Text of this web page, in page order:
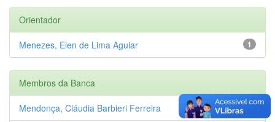
Orientador
1
Menezes, Elen de Lima Aguiar
Membros da Banca
1
Mendonça, Cláudia Barbieri Ferreira